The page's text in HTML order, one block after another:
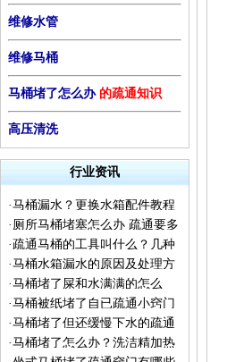
维修水管
维修马桶
马桶堵了怎么办的疏通知识
高压清洗
行业资讯
·马桶漏水？更换水箱配件教程
来了
· 厕所马桶堵塞怎么办 疏通要多
少钱 下水道不下水冒水
·疏通马桶的工具叫什么？几种
疏通工具的普及
·马桶水箱漏水的原因及处理方
法
·马桶堵了屎和水满满的怎么
办？
·马桶被纸堵了自已疏通小窍门
·马桶堵了但还缓慢下水的疏通
方法
·马桶堵了怎么办？洗洁精加热